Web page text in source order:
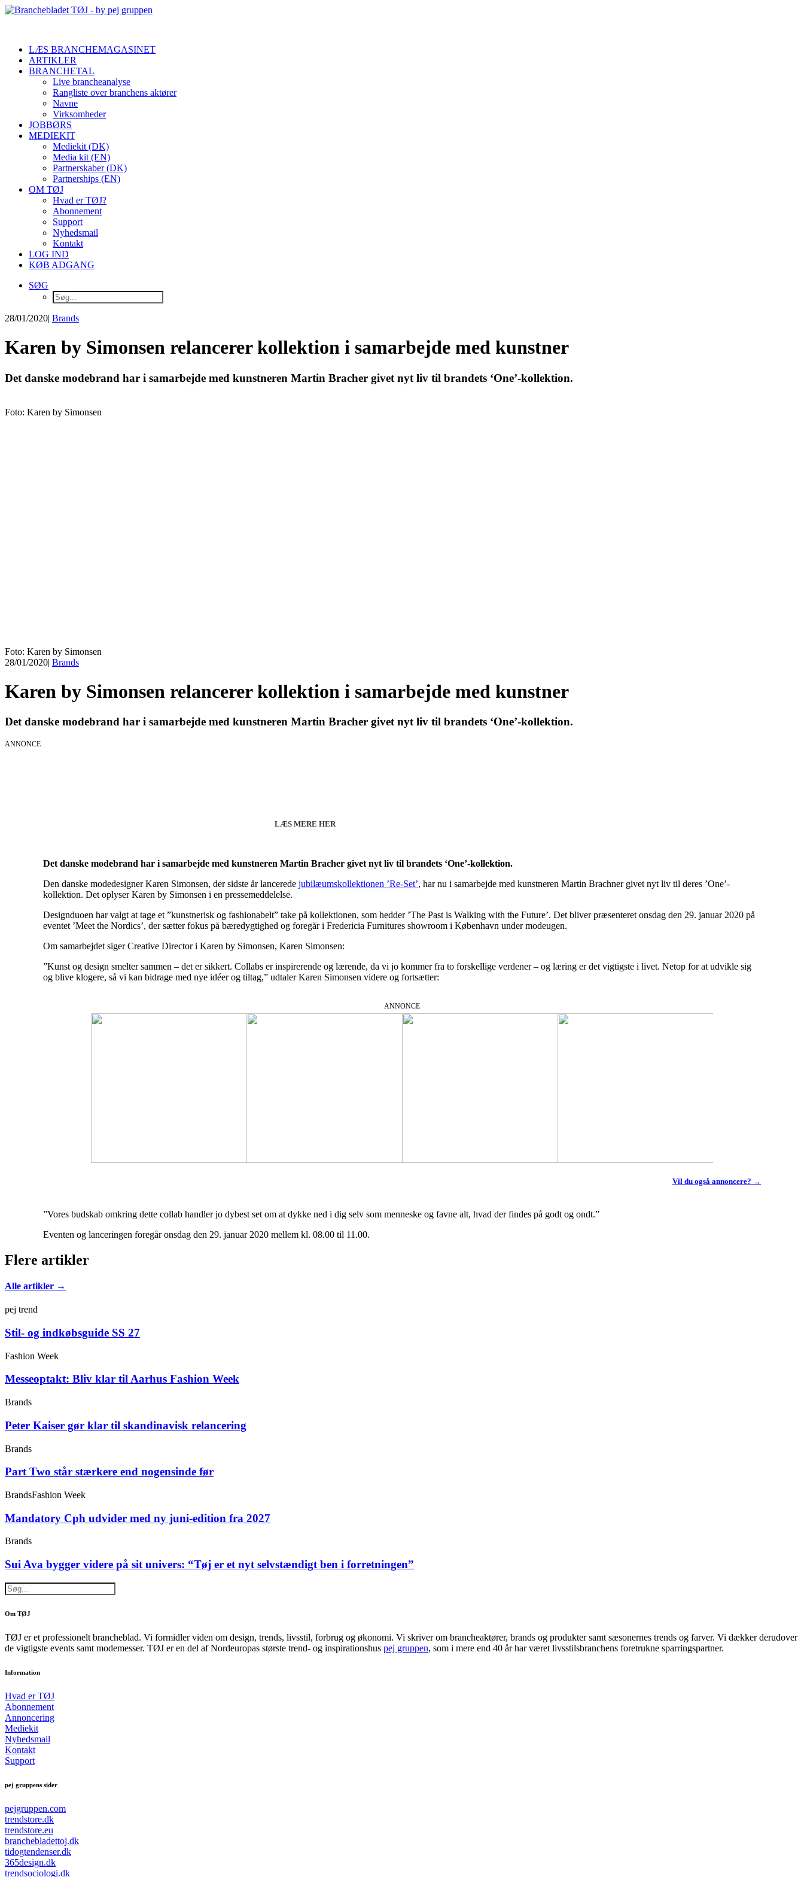
LÆS BRANCHEMAGASINET
ARTIKLER
BRANCHETAL
Live brancheanalyse
Rangliste over branchens aktører
Navne
Virksomheder
JOBBØRS
MEDIEKIT
Mediekit (DK)
Media kit (EN)
Partnerskaber (DK)
Partnerships (EN)
OM TØJ
Hvad er TØJ?
Abonnement
Support
Nyhedsmail
Kontakt
LOG IND
KØB ADGANG
SØG
28/01/2020| Brands
Karen by Simonsen relancerer kollektion i samarbejde med kunstner
Det danske modebrand har i samarbejde med kunstneren Martin Bracher givet nyt liv til brandets ‘One’-kollektion.
Foto: Karen by Simonsen
Foto: Karen by Simonsen
28/01/2020| Brands
Karen by Simonsen relancerer kollektion i samarbejde med kunstner
Det danske modebrand har i samarbejde med kunstneren Martin Bracher givet nyt liv til brandets ‘One’-kollektion.
ANNONCE
LÆS MERE HER
Det danske modebrand har i samarbejde med kunstneren Martin Bracher givet nyt liv til brandets ‘One’-kollektion.
Den danske modedesigner Karen Simonsen, der sidste år lancerede jubilæumskollektionen ’Re-Set’, har nu i samarbejde med kunstneren Martin Brachner givet nyt liv til deres ’One’-
kollektion. Det oplyser Karen by Simonsen i en pressemeddelelse.
Designduoen har valgt at tage et ”kunstnerisk og fashionabelt” take på kollektionen, som hedder ’The Past is Walking with the Future’. Det bliver præsenteret onsdag den 29. januar 2020 på
eventet ’Meet the Nordics’, der sætter fokus på bæredygtighed og foregår i Fredericia Furnitures showroom i København under modeugen.
Om samarbejdet siger Creative Director i Karen by Simonsen, Karen Simonsen:
”Kunst og design smelter sammen – det er sikkert. Collabs er inspirerende og lærende, da vi jo kommer fra to forskellige verdener – og læring er det vigtigste i livet. Netop for at udvikle sig
og blive klogere, så vi kan bidrage med nye idéer og tiltag,” udtaler Karen Simonsen videre og fortsætter:
ANNONCE
Vil du også annoncere? →
”Vores budskab omkring dette collab handler jo dybest set om at dykke ned i dig selv som menneske og favne alt, hvad der findes på godt og ondt.”
Eventen og lanceringen foregår onsdag den 29. januar 2020 mellem kl. 08.00 til 11.00.
Flere artikler
Alle artikler →
pej trend
Stil- og indkøbsguide SS 27
Fashion Week
Messeoptakt: Bliv klar til Aarhus Fashion Week
Brands
Peter Kaiser gør klar til skandinavisk relancering
Brands
Part Two står stærkere end nogensinde før
BrandsFashion Week
Mandatory Cph udvider med ny juni-edition fra 2027
Brands
Sui Ava bygger videre på sit univers: “Tøj er et nyt selvstændigt ben i forretningen”
Om TØJ
TØJ er et professionelt brancheblad. Vi formidler viden om design, trends, livsstil, forbrug og økonomi. Vi skriver om brancheaktører, brands og produkter samt sæsonernes trends og farver. Vi dækker derudover
de vigtigste events samt modemesser. TØJ er en del af Nordeuropas største trend- og inspirationshus pej gruppen, som i mere end 40 år har været livsstilsbranchens foretrukne sparringspartner.
Information
Hvad er TØJ
Abonnement
Annoncering
Mediekit
Nyhedsmail
Kontakt
Support
pej gruppens sider
pejgruppen.com
trendstore.dk
trendstore.eu
branchebladettoj.dk
tidogtendenser.dk
365design.dk
trendsociologi.dk